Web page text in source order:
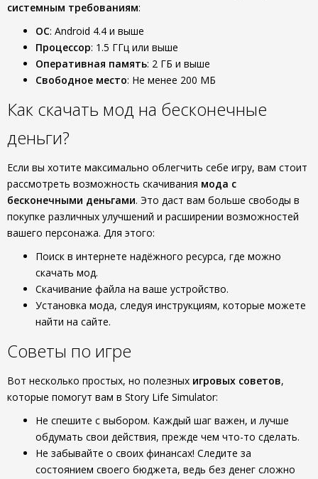
системным требованиям:
ОС: Android 4.4 и выше
Процессор: 1.5 ГГц или выше
Оперативная память: 2 ГБ и выше
Свободное место: Не менее 200 МБ
Как скачать мод на бесконечные
деньги?
Если вы хотите максимально облегчить себе игру, вам стоит
рассмотреть возможность скачивания мода с
бесконечными деньгами. Это даст вам больше свободы в
покупке различных улучшений и расширении возможностей
вашего персонажа. Для этого:
Поиск в интернете надёжного ресурса, где можно
скачать мод.
Скачивание файла на ваше устройство.
Установка мода, следуя инструкциям, которые можете
найти на сайте.
Советы по игре
Вот несколько простых, но полезных игровых советов,
которые помогут вам в Story Life Simulator:
Не спешите с выбором. Каждый шаг важен, и лучше
обдумать свои действия, прежде чем что-то сделать.
Не забывайте о своих финансах! Следите за
состоянием своего бюджета, ведь без денег сложно